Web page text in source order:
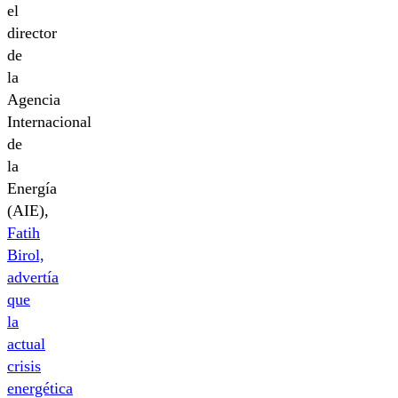
el
director
de
la
Agencia
Internacional
de
la
Energía
(AIE),
Fatih
Birol,
advertía
que
la
actual
crisis
energética